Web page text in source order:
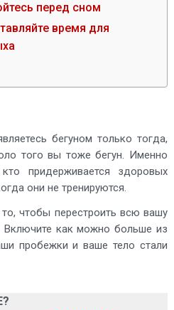
перед сном
время для
бегуном только тогда,
того вы тоже бегун. Именно
придерживается здоровых
они не тренируются.
чтобы перестроить всю вашу
Включите как можно больше из
пробежки и ваше тело стали